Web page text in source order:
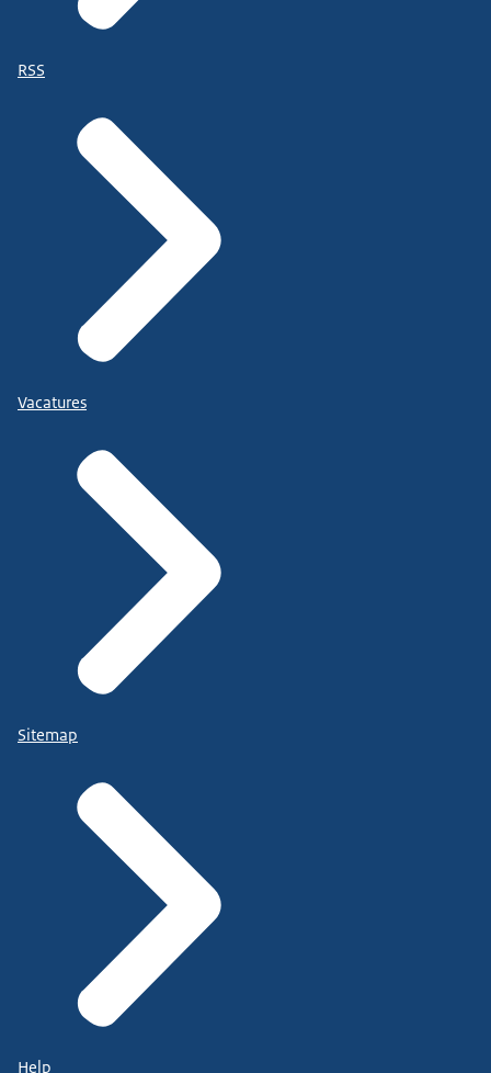
RSS
Vacatures
Sitemap
Help